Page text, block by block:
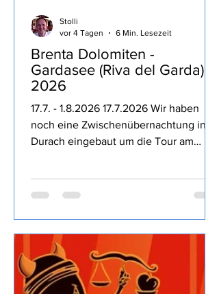
Brenta Dolomiten -
Gardasee (Riva del Garda)
2026
17.7. - 1.8.2026 17.7.2026 Wir haben
noch eine Zwischenübernachtung in
nächsten Tag entspannter zu machen,
dass die Kampftrinker des Ortes den
lautstark die Nacht zum Tage machen
hätten wir nicht direkt erwartet,
Entspannung geht irgendwie anders.
18.7.2026 Auf geht es Richtung Brenta
vor 4 Tagen
6 Min. Lesezeit